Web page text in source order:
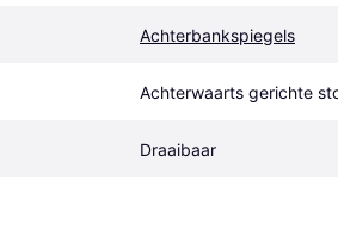
Achterbankspiegels
Achterwaarts gerichte
Draaibaar